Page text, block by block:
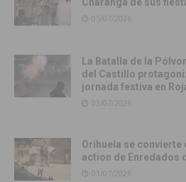
Charanga de sus
05/07/2026
La Batalla de la
del Castillo
jornada festiva en
03/07/2026
Orihuela se convierte
action de Enredados
01/07/2026